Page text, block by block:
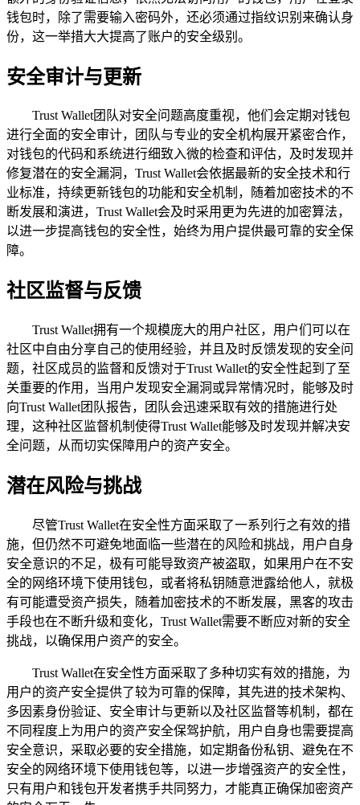
钱包时，除了需要输入密码外，还必须通过指纹识别来确认身
份，这一举措大大提高了账户的安全级别。
安全审计与更新
Trust Wallet团队对安全问题高度重视，他们会定期对钱包
进行全面的安全审计，团队与专业的安全机构展开紧密合作，
对钱包的代码和系统进行细致入微的检查和评估，及时发现并
修复潜在的安全漏洞，Trust Wallet会依据最新的安全技术和行
业标准，持续更新钱包的功能和安全机制，随着加密技术的不
断发展和演进，Trust Wallet会及时采用更为先进的加密算法，
以进一步提高钱包的安全性，始终为用户提供最可靠的安全保
障。
社区监督与反馈
Trust Wallet拥有一个规模庞大的用户社区，用户们可以在
社区中自由分享自己的使用经验，并且及时反馈发现的安全问
题，社区成员的监督和反馈对于Trust Wallet的安全性起到了至
关重要的作用，当用户发现安全漏洞或异常情况时，能够及时
向Trust Wallet团队报告，团队会迅速采取有效的措施进行处
理，这种社区监督机制使得Trust Wallet能够及时发现并解决安
全问题，从而切实保障用户的资产安全。
潜在风险与挑战
尽管Trust Wallet在安全性方面采取了一系列行之有效的措
施，但仍然不可避免地面临一些潜在的风险和挑战，用户自身
安全意识的不足，极有可能导致资产被盗取，如果用户在不安
全的网络环境下使用钱包，或者将私钥随意泄露给他人，就极
有可能遭受资产损失，随着加密技术的不断发展，黑客的攻击
手段也在不断升级和变化，Trust Wallet需要不断应对新的安全
挑战，以确保用户资产的安全。
Trust Wallet在安全性方面采取了多种切实有效的措施，为
用户的资产安全提供了较为可靠的保障，其先进的技术架构、
多因素身份验证、安全审计与更新以及社区监督等机制，都在
不同程度上为用户的资产安全保驾护航，用户自身也需要提高
安全意识，采取必要的安全措施，如定期备份私钥、避免在不
安全的网络环境下使用钱包等，以进一步增强资产的安全性，
只有用户和钱包开发者携手共同努力，才能真正确保加密资产